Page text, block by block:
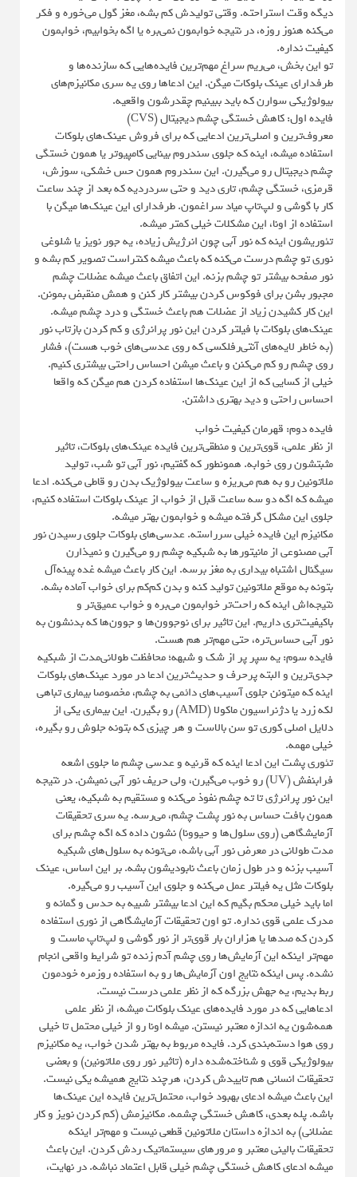
دیگه وقت استراحته. وقتی تولیدش کم بشه، مغز گول می‌خوره و فکر
می‌کنه هنوز روزه، در نتیجه خوابمون نمی‌بره یا اگه بخوابیم، خوابمون
کیفیت نداره.
تو این بخش، می‌ریم سراغ مهم‌ترین فایده‌هایی که سازنده‌ها و
طرفدارای عینک بلوکات میگن. این ادعاها روی یه سری مکانیزم‌های
بیولوژیکی سوارن که باید ببینیم چقدرشون واقعیه.
فایده اول: کاهش خستگی چشم دیجیتال (CVS)
معروف‌ترین و اصلی‌ترین ادعایی که برای فروش عینک‌های بلوکات
استفاده میشه، اینه که جلوی سندروم بینایی کامپیوتر یا همون خستگی
چشم دیجیتال رو می‌گیرن. این سندروم همون حس خشکی، سوزش،
قرمزی، خستگی چشم، تاری دید و حتی سردردیه که بعد از چند ساعت
کار با گوشی و لپ‌تاپ میاد سراغمون. طرفدارای این عینک‌ها میگن با
استفاده از اونا، این مشکلات خیلی کمتر میشه.
تئوریشون اینه که نور آبی چون انرژیش زیاده، یه جور نویز یا شلوغی
نوری تو چشم درست می‌کنه که باعث میشه کنتراست تصویر کم بشه و
نور صفحه بیشتر تو چشم بزنه. این اتفاق باعث میشه عضلات چشم
مجبور بشن برای فوکوس کردن بیشتر کار کنن و همش منقبض بمونن.
این کار کشیدن زیاد از عضلات هم باعث خستگی و درد چشم میشه.
عینک‌های بلوکات با فیلتر کردن این نور پرانرژی و کم کردن بازتاب نور
(به خاطر لایه‌های آنتی‌رفلکسی که روی عدسی‌های خوب هست)، فشار
روی چشم رو کم می‌کنن و باعث میشن احساس راحتی بیشتری کنیم.
خیلی از کسایی که از این عینک‌ها استفاده کردن هم میگن که واقعا
احساس راحتی و دید بهتری داشتن.
فایده دوم: قهرمان کیفیت خواب
از نظر علمی، قوی‌ترین و منطقی‌ترین فایده عینک‌های بلوکات، تاثیر
مثبتشون روی خوابه. همونطور که گفتیم، نور آبی تو شب، تولید
ملاتونین رو به هم می‌ریزه و ساعت بیولوژیک بدن رو قاطی می‌کنه. ادعا
میشه که اگه دو سه ساعت قبل از خواب از عینک بلوکات استفاده کنیم،
جلوی این مشکل گرفته میشه و خوابمون بهتر میشه.
مکانیزم این فایده خیلی سرراسته. عدسی‌های بلوکات جلوی رسیدن نور
آبی مصنوعی از مانیتورها به شبکیه چشم رو می‌گیرن و نمیذارن
سیگنال اشتباه بیداری به مغز برسه. این کار باعث میشه غده پینه‌آل
بتونه به موقع ملاتونین تولید کنه و بدن کم‌کم برای خواب آماده بشه.
نتیجه‌اش اینه که راحت‌تر خوابمون می‌بره و خواب عمیق‌تر و
باکیفیت‌تری داریم. این تاثیر برای نوجوون‌ها و جوون‌ها که بدنشون به
نور آبی حساس‌تره، حتی مهم‌تر هم هست.
فایده سوم: یه سپر پر از شک و شبهه؛ محافظت طولانی‌مدت از شبکیه
جدی‌ترین و البته پرحرف‌ و حدیث‌ترین ادعا در مورد عینک‌های بلوکات
اینه که میتونن جلوی آسیب‌های دائمی به چشم، مخصوصا بیماری تباهی
لکه زرد یا دژنراسیون ماکولا (AMD) رو بگیرن. این بیماری یکی از
دلایل اصلی کوری تو سن بالاست و هر چیزی که بتونه جلوش رو بگیره،
خیلی مهمه.
تئوری پشت این ادعا اینه که قرنیه و عدسی چشم ما جلوی اشعه
فرابنفش (UV) رو خوب می‌گیرن، ولی حریف نور آبی نمیشن. در نتیجه
این نور پرانرژی تا ته چشم نفوذ می‌کنه و مستقیم به شبکیه، یعنی
همون بافت حساس به نور پشت چشم، می‌رسه. یه سری تحقیقات
آزمایشگاهی (روی سلول‌ها و حیوونا) نشون داده که اگه چشم برای
مدت طولانی در معرض نور آبی باشه، می‌تونه به سلول‌های شبکیه
آسیب بزنه و در طول زمان باعث نابودیشون بشه. بر این اساس، عینک
بلوکات مثل یه فیلتر عمل می‌کنه و جلوی این آسیب رو می‌گیره.
اما باید خیلی محکم بگیم که این ادعا بیشتر شبیه به حدس و گمانه و
مدرک علمی قوی نداره. تو اون تحقیقات آزمایشگاهی از نوری استفاده
کردن که صدها یا هزاران بار قوی‌تر از نور گوشی و لپ‌تاپ ماست و
مهم‌تر اینکه این آزمایش‌ها روی چشم آدم زنده تو شرایط واقعی انجام
نشده. پس اینکه نتایج اون آزمایش‌ها رو به استفاده روزمره خودمون
ربط بدیم، یه جهش بزرگه که از نظر علمی درست نیست.
ادعاهایی که در مورد فایده‌های عینک بلوکات میشه، از نظر علمی
همه‌شون یه اندازه معتبر نیستن. میشه اونا رو از خیلی محتمل تا خیلی
روی هوا دسته‌بندی کرد. فایده مربوط به بهتر شدن خواب، یه مکانیزم
بیولوژیکی قوی و شناخته‌شده داره (تاثیر نور روی ملاتونین) و بعضی
تحقیقات انسانی هم تاییدش کردن، هرچند نتایج همیشه یکی نیست.
این باعث میشه ادعای بهبود خواب، محتمل‌ترین فایده این عینک‌ها
باشه. پله بعدی، کاهش خستگی چشمه. مکانیزمش (کم کردن نویز و کار
عضلانی) به اندازه داستان ملاتونین قطعی نیست و مهم‌تر اینکه
تحقیقات بالینی معتبر و مرورهای سیستماتیک ردش کردن. این باعث
میشه ادعای کاهش خستگی چشم خیلی قابل اعتماد نباشه. در نهایت،